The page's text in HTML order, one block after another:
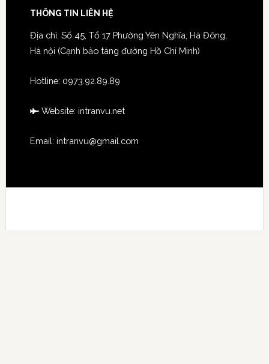
THÔNG TIN LIÊN HỆ
Địa chỉ: Số 45, Tổ 17 Phường Yên Nghĩa, Hà Đông,
Hà nội (Cạnh bảo tàng đường Hồ Chí Minh)
Hotline: 0973.92.89.89
Website: intranvu.net
Email: intranvu@gmail.com